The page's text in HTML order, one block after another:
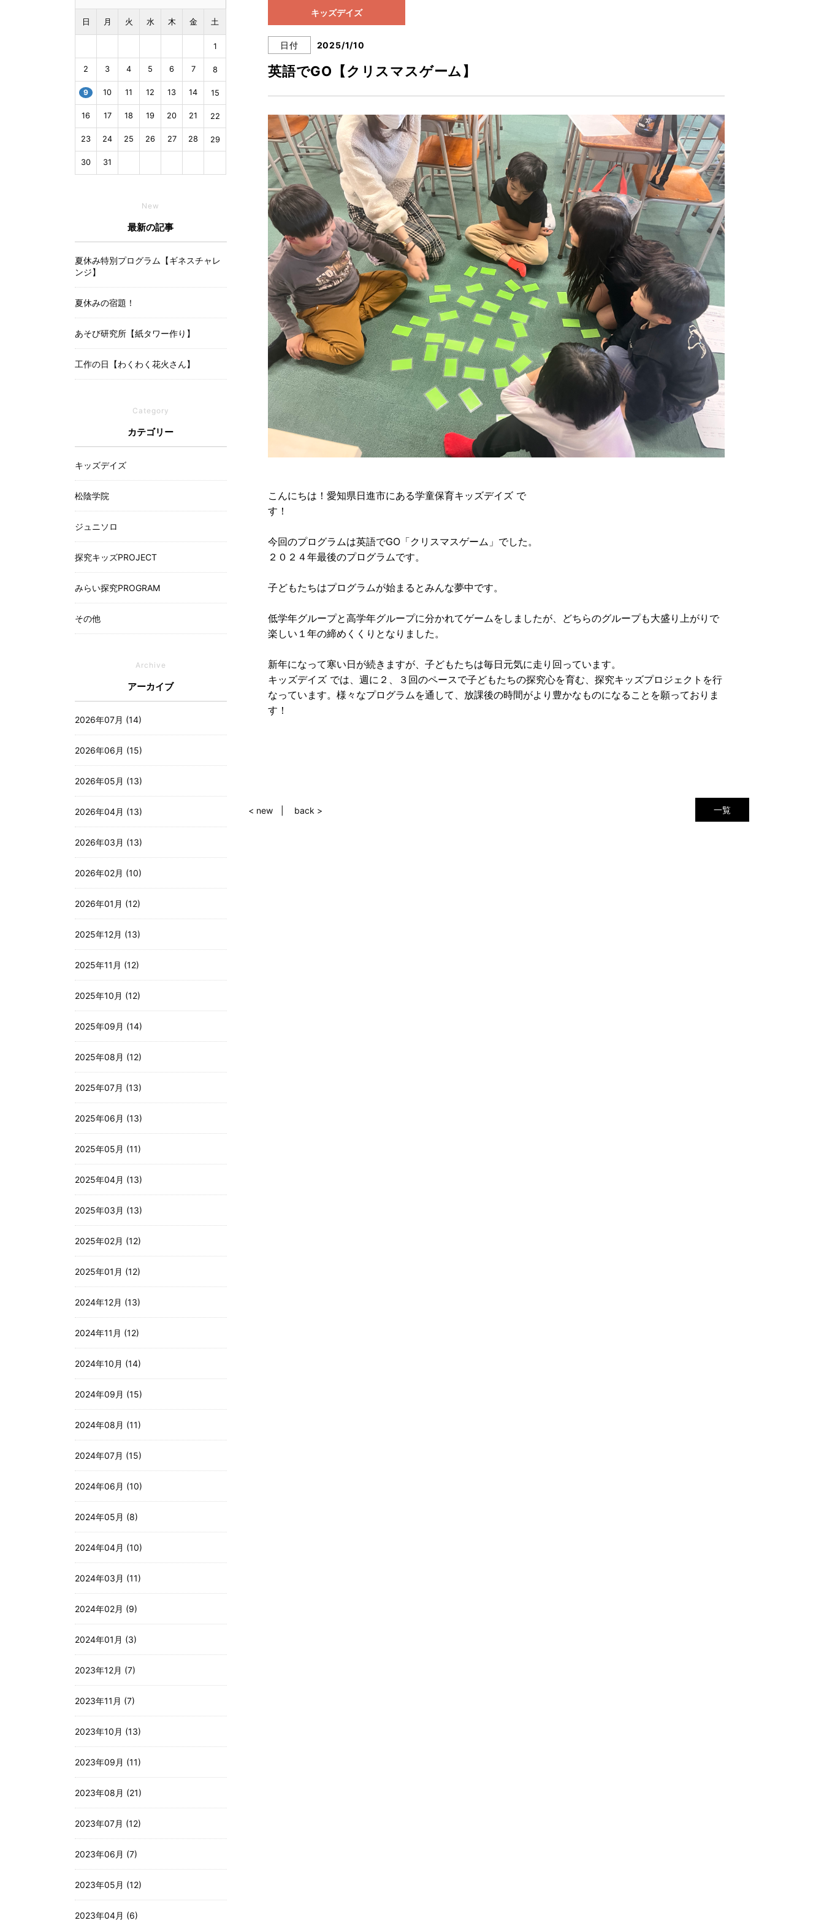
キッズデイズ
日付 2025/1/10
英語でGO【クリスマスゲーム】
こんにちは！愛知県日進市にある学童保育キッズデイズ で
す！
今回のプログラムは英語でGO「クリスマスゲーム」でした。
２０２４年最後のプログラムです。
子どもたちはプログラムが始まるとみんな夢中です。
低学年グループと高学年グループに分かれてゲームをしましたが、どちらのグループも大盛り上がりで
楽しい１年の締めくくりとなりました。
新年になって寒い日が続きますが、子どもたちは毎日元気に走り回っています。
キッズデイズ では、週に２、３回のペースで子どもたちの探究心を育む、探究キッズプロジェクトを行
なっています。様々なプログラムを通して、放課後の時間がより豊かなものになることを願っておりま
す！
一覧
< new back >
日 月 火 水 木 金 土
1
2 3 4 5 6 7 8
9 10 11 12 13 14 15
16 17 18 19 20 21 22
23 24 25 26 27 28 29
30 31
New
最新の記事
夏休み特別プログラム【ギネスチャレ
ンジ】
夏休みの宿題！
あそび研究所【紙タワー作り】
工作の日【わくわく花火さん】
Category
カテゴリー
キッズデイズ
松陰学院
ジュニソロ
探究キッズPROJECT
みらい探究PROGRAM
その他
Archive
アーカイブ
2026年07月 (14)
2026年06月 (15)
2026年05月 (13)
2026年04月 (13)
2026年03月 (13)
2026年02月 (10)
2026年01月 (12)
2025年12月 (13)
2025年11月 (12)
2025年10月 (12)
2025年09月 (14)
2025年08月 (12)
2025年07月 (13)
2025年06月 (13)
2025年05月 (11)
2025年04月 (13)
2025年03月 (13)
2025年02月 (12)
2025年01月 (12)
2024年12月 (13)
2024年11月 (12)
2024年10月 (14)
2024年09月 (15)
2024年08月 (11)
2024年07月 (15)
2024年06月 (10)
2024年05月 (8)
2024年04月 (10)
2024年03月 (11)
2024年02月 (9)
2024年01月 (3)
2023年12月 (7)
2023年11月 (7)
2023年10月 (13)
2023年09月 (11)
2023年08月 (21)
2023年07月 (12)
2023年06月 (7)
2023年05月 (12)
2023年04月 (6)